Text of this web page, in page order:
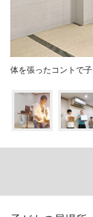
体を張ったコントで